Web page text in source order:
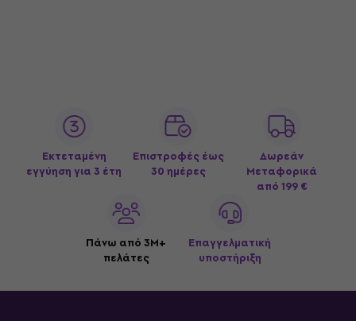
Εκτεταμένη
εγγύηση για 3 έτη
Επιστροφές έως
30 ημέρες
Δωρεάν
Μεταφορικά
από 199 €
Πάνω από 3M+
πελάτες
Επαγγελματική
υποστήριξη